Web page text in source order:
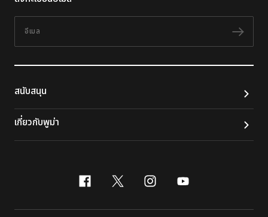
ติดต
สนับสนุน
เกี่ยวกับพูม่า
facebook
x-twitter
instagram
youtube